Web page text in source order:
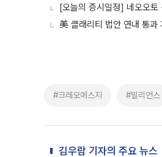
[오늘의 증시일정] 네오오토
美 클래리티 법안 연내 통
#크레오에스지 #빌리언스
김우람 기자의 주요 뉴스